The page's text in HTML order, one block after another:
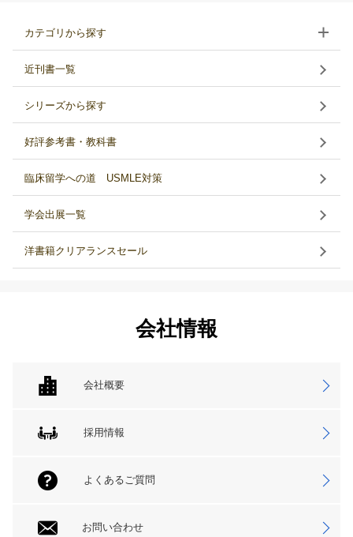
カテゴリから探す
近刊書一覧
シリーズから探す
好評参考書・教科書
臨床留学への道 USMLE対策
学会出展一覧
洋書籍クリアランスセール
会社情報
会社概要
採用情報
よくあるご質問
お問い合わせ